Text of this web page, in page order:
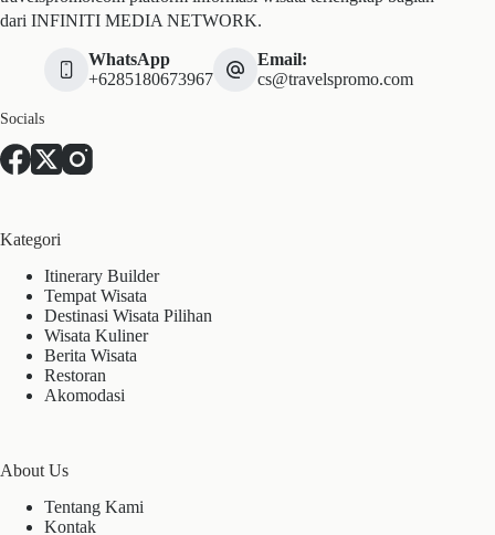
dari INFINITI MEDIA NETWORK.
WhatsApp
+6285180673967
Email:
cs@travelspromo.com
Socials
Kategori
Itinerary Builder
Tempat Wisata
Destinasi Wisata Pilihan
Wisata Kuliner
Berita Wisata
Restoran
Akomodasi
About Us
Tentang Kami
Kontak